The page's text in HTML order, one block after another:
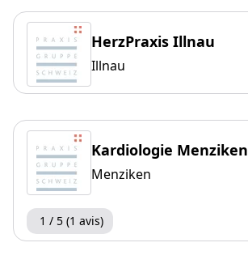
HerzPraxis Illnau
Illnau
Kardiologie Menziken
Menziken
1 / 5 (1 avis)